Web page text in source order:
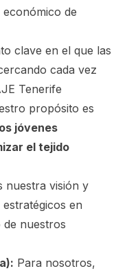
de
clave en el que las
cada vez
Tenerife
propósito es
jóvenes
el tejido
nuestra visión y
en
nuestros
Para nosotros,